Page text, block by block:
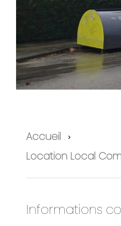
Accueil
Location Local
Informations